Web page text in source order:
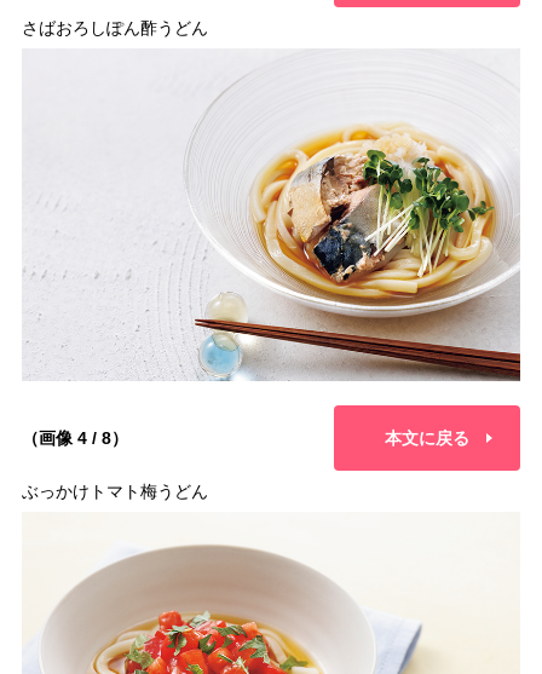
さばおろしぽん酢うどん
（画像 4 / 8） 本文に戻る
ぶっかけトマト梅うどん